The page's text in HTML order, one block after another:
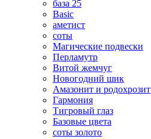
база 25
Basic
аметист
соты
Магические подвески
Перламутр
Витой жемчуг
Новогодний шик
Амазонит и родохрозит
Гармония
Тигровый глаз
Базовые цвета
соты золото